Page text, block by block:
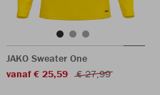
JAKO Sweater One
vanaf € 25,59
€ 27,99